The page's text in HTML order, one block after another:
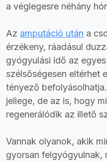
a véglegesre néhány
Az amputáció után a
érzékeny, ráadásul
gyógyulási idő az
szélsőségesen eltérhet
tényező
jellege, de az is, hogy
regenerálódik az illető
Vannak olyanok, akik
gyorsan felgyógyulnak,